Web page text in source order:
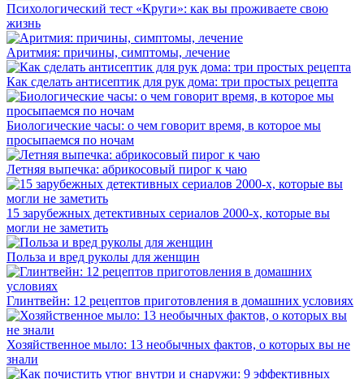
Психологический тест «Круги»: как вы проживаете свою
жизнь
Аритмия: причины, симптомы, лечение
Как сделать антисептик для рук дома: три простых рецепта
Биологические часы: о чем говорит время, в которое мы
просыпаемся по ночам
Летняя выпечка: абрикосовый пирог к чаю
15 зарубежных детективных сериалов 2000-х, которые вы
могли не заметить
Польза и вред руколы для женщин
Глинтвейн: 12 рецептов приготовления в домашних условиях
Хозяйственное мыло: 13 необычных фактов, о которых вы не
знали